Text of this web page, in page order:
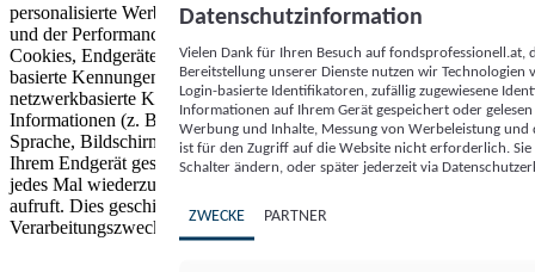
personalisierte Werbung und Inhalte, Messung von Werbeleistung
und der Performance von Inhalten sowie Zielgruppenforschung.
Cookies, Endgeräte- oder ähnliche Online-Kennungen (z. B. login-
basierte Kennungen, zufällig generierte Kennungen,
netzwerkbasierte Kennungen) können zusammen mit anderen
Informationen (z. B. Browsertyp und Browserinformationen,
Sprache, Bildschirmgröße, unterstützte Technologien usw.) auf
Ihrem Endgerät gespeichert oder von dort ausgelesen werden, um es
jedes Mal wiederzuerkennen, wenn es eine App oder einer Webseite
aufruft. Dies geschieht für einen oder mehrere der hier aufgeführten
Verarbeitungszwecke.
Datenschutzinformation
Vielen Dank für Ihren Besuch auf
Bereitstellung unserer Dienste nutzen wir Technologien
Login-basierte Identifikatoren, zufällig zugewiesene
Informationen auf Ihrem Gerät gespeichert oder
Werbung und Inhalte, Messung von Werbeleistung
ist für den Zugriff auf die Website nicht erforderlich.
Schalter ändern, oder später jederzeit via
ZWECKE PARTNER